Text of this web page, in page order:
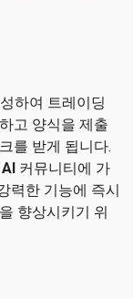
하여 트레이딩
고 양식을 제출
를 받게 됩니다.
커뮤니티에 가
력한 기능에 즉시
향상시키기 위